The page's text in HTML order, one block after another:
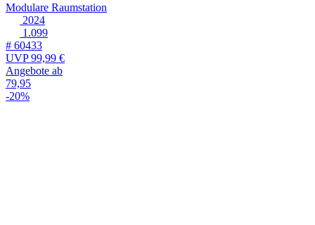
Modulare Raumstation
2024
1.099
# 60433
UVP99,99 €
Angebote ab
79,95
-20%